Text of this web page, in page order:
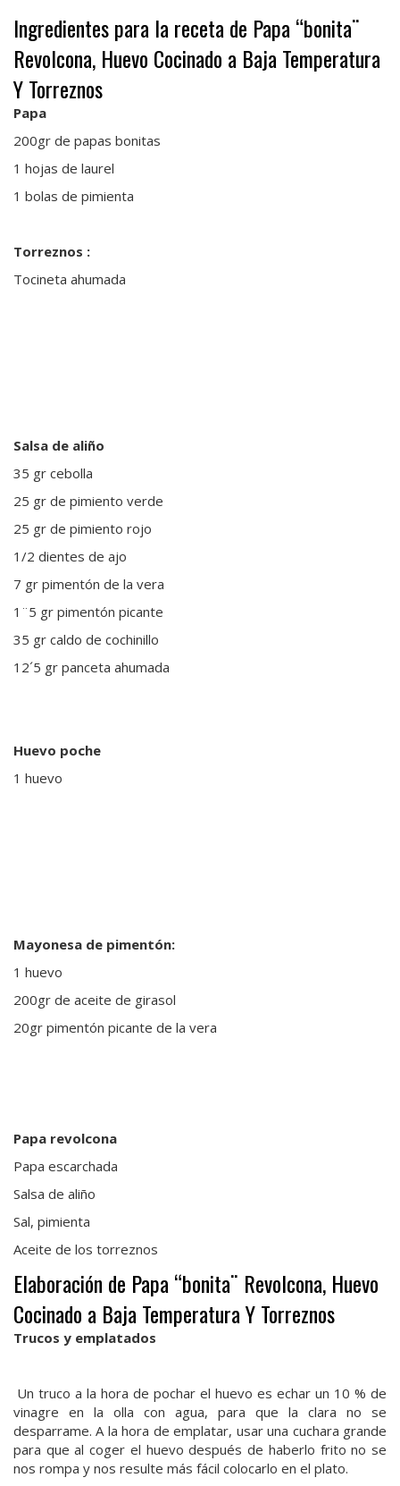
Ingredientes para la receta de Papa “bonita¨
Revolcona, Huevo Cocinado a Baja Temperatura
Y Torreznos
Papa
200gr de papas bonitas
1 hojas de laurel
1 bolas de pimienta
Torreznos :
Tocineta ahumada
Salsa de aliño
35 gr cebolla
25 gr de pimiento verde
25 gr de pimiento rojo
1/2 dientes de ajo
7 gr pimentón de la vera
1¨5 gr pimentón picante
35 gr caldo de cochinillo
12´5 gr panceta ahumada
Huevo poche
1 huevo
Mayonesa de pimentón:
1 huevo
200gr de aceite de girasol
20gr pimentón picante de la vera
Papa revolcona
Papa escarchada
Salsa de aliño
Sal, pimienta
Aceite de los torreznos
Elaboración de Papa “bonita¨ Revolcona, Huevo
Cocinado a Baja Temperatura Y Torreznos
Trucos y emplatados
Un truco a la hora de pochar el huevo es echar un 10 % de
vinagre en la olla con agua, para que la clara no se
desparrame. A la hora de emplatar, usar una cuchara grande
para que al coger el huevo después de haberlo frito no se
nos rompa y nos resulte más fácil colocarlo en el plato.